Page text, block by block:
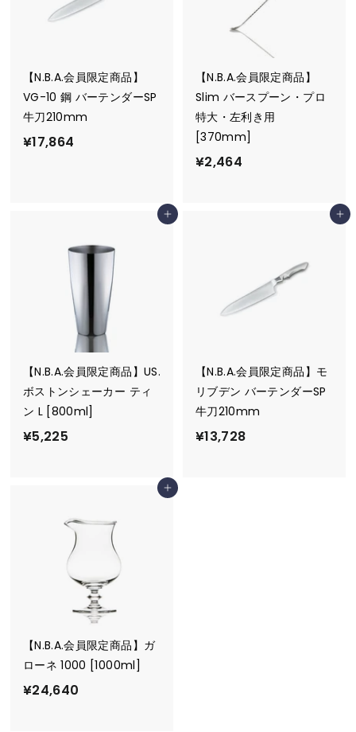
【N.B.A.会員限定商品】
VG-10 鋼 バーテンダーSP
牛刀210mm
¥17,864
6
【N.B.A.会員限定商品】
Slim バースプーン・プロ
特大・左利き用
[370mm]
¥2,464
カートに追加
【N.B.A.会員限定商品】US.
ボストンシェーカー ティ
ン L [800ml]
¥5,225
2
5
カートに追加
【N.B.A.会員限定商品】モ
リブデン バーテンダーSP
牛刀210mm
¥13,728¥
カートに追加
【N.B.A.会員限定商品】ガ
ローネ 1000 [1000ml]
¥24,640